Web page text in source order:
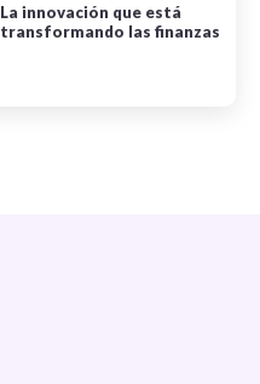
La innovación que está
transformando las finanzas